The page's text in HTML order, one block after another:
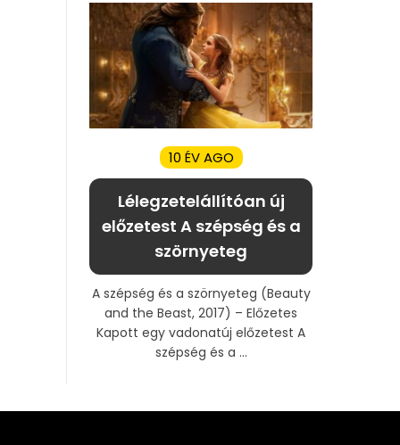
10 ÉV AGO
Lélegzetelállítóan új
előzetest A szépség és a
szörnyeteg
A szépség és a szörnyeteg (Beauty
and the Beast, 2017) – Előzetes
Kapott egy vadonatúj előzetest A
szépség és a ...